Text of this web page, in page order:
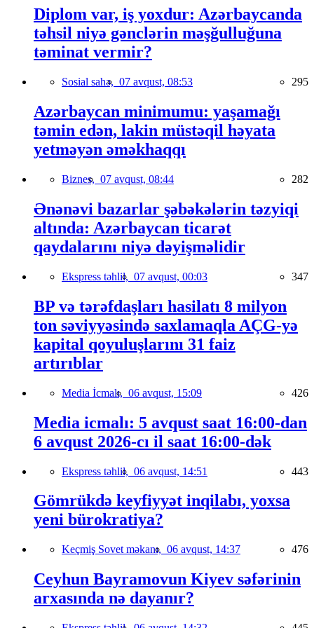
Diplom var, iş yoxdur: Azərbaycanda
təhsil niyə gənclərin məşğulluğuna
təminat vermir?
Sosial sahə, 07 avqust, 08:53 295
Azərbaycan minimumu: yaşamağı
təmin edən, lakin müstəqil həyata
yetməyən əməkhaqqı
Biznes, 07 avqust, 08:44 282
Ənənəvi bazarlar şəbəkələrin təzyiqi
altında: Azərbaycan ticarət
qaydalarını niyə dəyişməlidir
Ekspress təhlil, 07 avqust, 00:03 347
BP və tərəfdaşları hasilatı 8 milyon
ton səviyyəsində saxlamaqla AÇG-yə
kapital qoyuluşlarını 31 faiz
artırıblar
Media İcmalı, 06 avqust, 15:09 426
Media icmalı: 5 avqust saat 16:00-dan
6 avqust 2026-cı il saat 16:00-dək
Ekspress təhlil, 06 avqust, 14:51 443
Gömrükdə keyfiyyət inqilabı, yoxsa
yeni bürokratiya?
Keçmiş Sovet məkanı, 06 avqust, 14:37 476
Ceyhun Bayramovun Kiyev səfərinin
arxasında nə dayanır?